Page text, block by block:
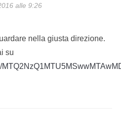
alle 9:26
nella giusta direzione.
su